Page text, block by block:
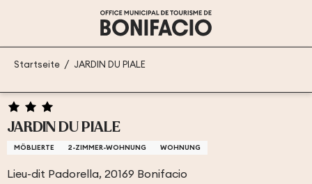
principal
Startseite JARDIN DU PIALE
JARDIN DU PIALE
MÖBLIERTE 2-ZIMMER-WOHNUNG WOHNUNG
Lieu-dit Padorella, 20169 Bonifacio